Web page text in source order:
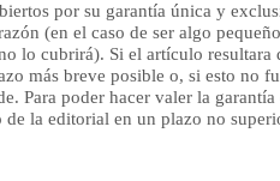
por su garantía única y
(en el caso de ser algo
lo cubrirá). Si el artículo resultara
más breve posible o, si esto no
Para poder hacer valer la
la editorial en un plazo no